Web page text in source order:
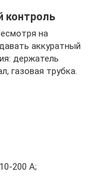
контроль
на
аккуратный
держатель
газовая трубка.
200 А;